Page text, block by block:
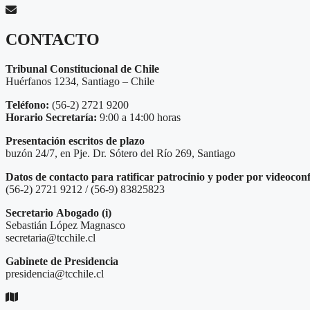
CONTACTO
Tribunal Constitucional de Chile
Huérfanos 1234, Santiago – Chile
Teléfono: (56-2) 2721 9200
Horario Secretaría: 9:00 a 14:00 horas
Presentación escritos de plazo
buzón 24/7, en Pje. Dr. Sótero del Río 269, Santiago
Datos de contacto para ratificar patrocinio y poder por
(56-2) 2721 9212 / (56-9) 83825823
Secretario Abogado (i)
Sebastián López Magnasco
secretaria@tcchile.cl
Gabinete de Presidencia
presidencia@tcchile.cl